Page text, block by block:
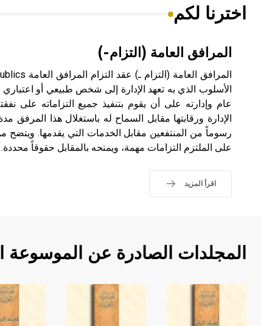
اخترنا لكم
المرافق العامة (التزام-)
الأسلوب الذي به تعهد الإدارة إلى شخص طبيعي أو
عام وإدارته على أن يقوم بتنفيذ جميع التزاماته على
الإدارة ورقابتها مقابل السماح له باستغلال هذا
رسوماً من المنتفعين مقابل الخدمات التي يقدمها. ويتضح
على الملتزم التزامات مهمة، ويمنحه بالمقابل حقوقاً محددة.
اقرأ المزيد
المجلدات الصادرة عن الموسوعة